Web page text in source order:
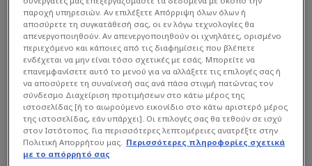
παροχή υπηρεσιών. Αν επιλέξετε Απόρριψη όλων όλων ή
αποσύρετε τη συγκατάθεσή σας, οι εν λόγω τεχνολογίες θα
απενεργοποιηθούν. Αν απενεργοποιηθούν οι ιχνηλάτες, ορισμένο
περιεχόμενο και κάποιες από τις διαφημίσεις που βλέπετε
ενδέχεται να μην είναι τόσο σχετικές με εσάς. Μπορείτε να
επανεμφανίσετε αυτό το μενού για να αλλάξετε τις επιλογές σας ή
να αποσύρετε τη συναίνεσή σας ανά πάσα στιγμή πατώντας τον
σύνδεσμο Διαχείριση προτιμήσεων στο κάτω μέρος της
ιστοσελίδας [ή το αιωρούμενο εικονίδιο στο κάτω αριστερό μέρος
της ιστοσελίδας, εάν υπάρχει]. Οι επιλογές σας θα τεθούν σε ισχύ
στον Ιστότοπος. Για περισσότερες λεπτομέρειες ανατρέξτε στην
Πολιτική Απορρήτου μας. Περισσότερες πληροφορίες σχετικά
με το απόρρητό σας